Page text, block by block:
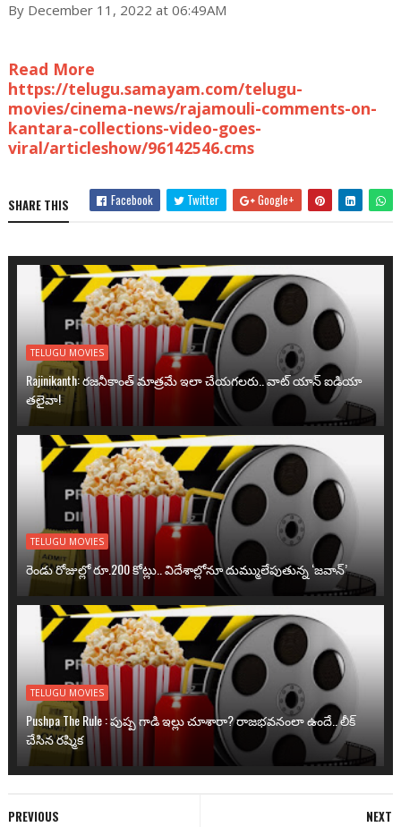
By December 11, 2022 at 06:49AM
Read More
https://telugu.samayam.com/telugu-
movies/cinema-news/rajamouli-comments-on-
kantara-collections-video-goes-
viral/articleshow/96142546.cms
SHARE THIS Facebook Twitter Google+
TELUGU MOVIES
Rajinikanth: రజనీకాంత్ మాత్రమే ఇలా చేయగలరు.. వాట్ యాన్ ఐడియా
తలైవా!
TELUGU MOVIES
రెండు రోజుల్లో రూ.200 కోట్లు.. విదేశాల్లోనూ దుమ్ములేపుతున్న ‘జవాన్’
TELUGU MOVIES
Pushpa The Rule : పుష్ప గాడి ఇల్లు చూశారా? రాజభవనంలా ఉందే.. లీక్
చేసిన రష్మిక
NEXT
PREVIOUS